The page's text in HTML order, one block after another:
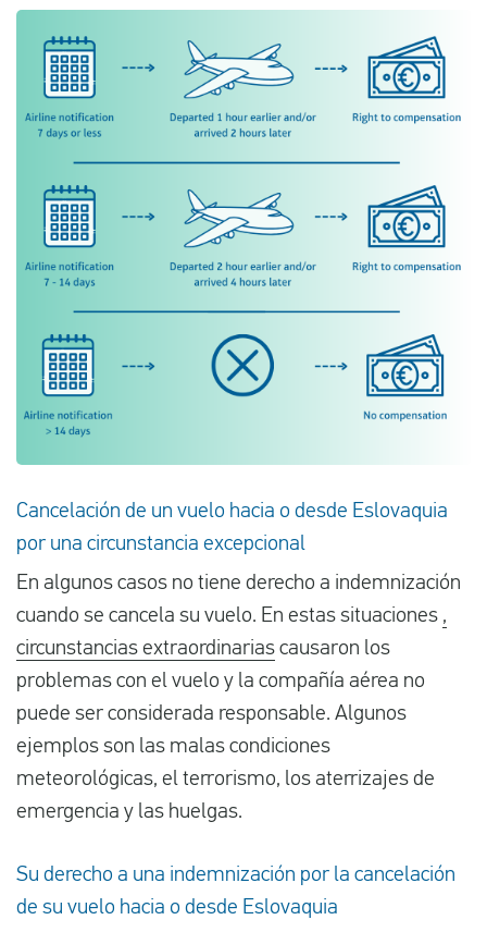
Cancelación de un vuelo hacia o desde Eslovaquia
por una circunstancia excepcional
En algunos casos no tiene derecho a indemnización
cuando se cancela su vuelo. En estas situaciones ,
circunstancias extraordinarias causaron los
problemas con el vuelo y la compañía aérea no
puede ser considerada responsable. Algunos
ejemplos son las malas condiciones
meteorológicas, el terrorismo, los aterrizajes de
emergencia y las huelgas.
Su derecho a una indemnización por la cancelación
de su vuelo hacia o desde Eslovaquia